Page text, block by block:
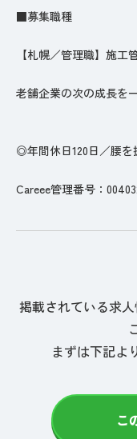
■募集職種
【札幌／管理職】施工
老舗企業の次の成長を
◎年間休日120日／腰
Careee管理番号：
掲載されている求
まずは下記よ
こ